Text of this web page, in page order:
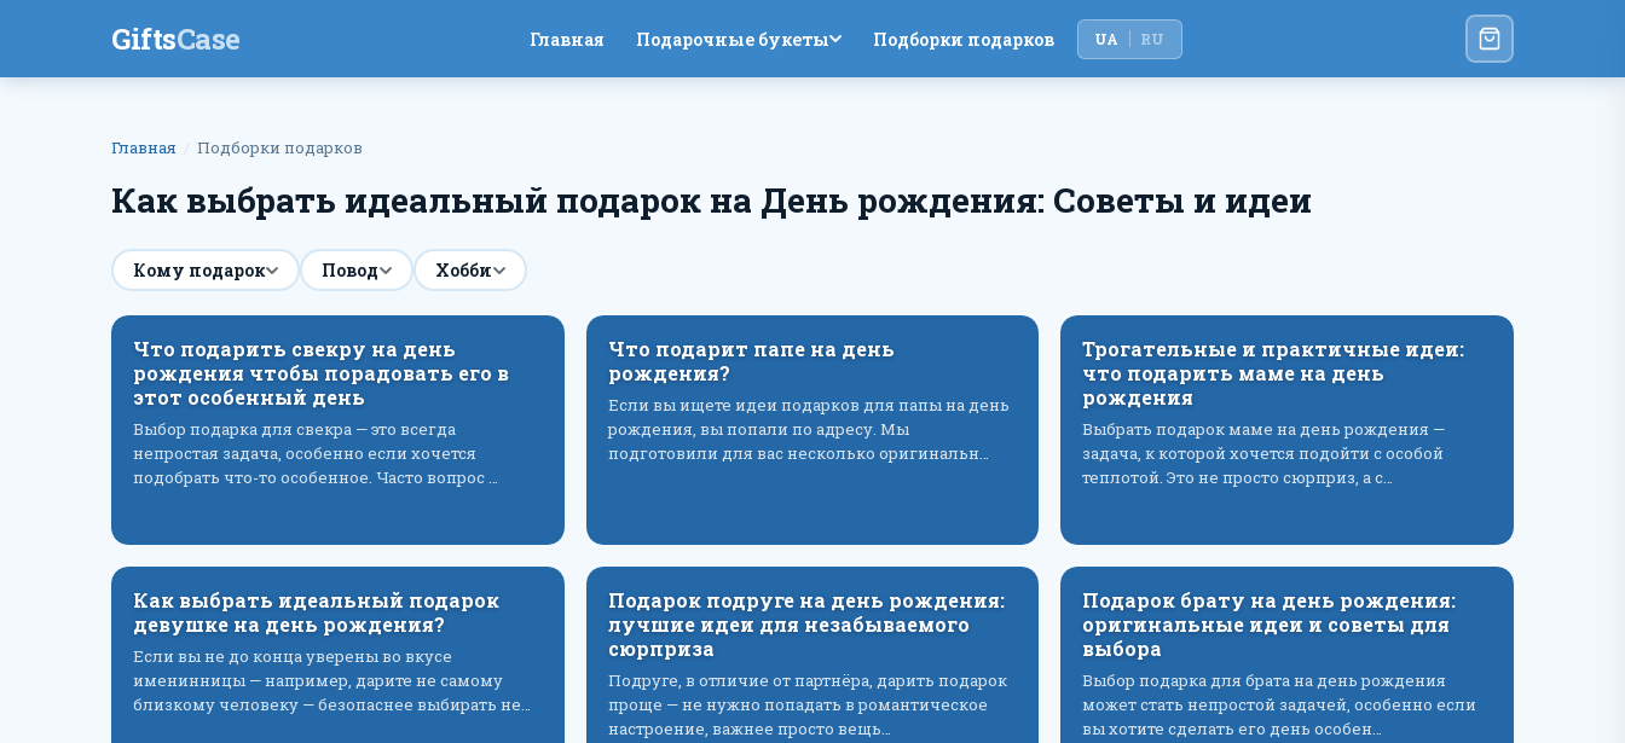
GiftsCase Главная Подарочные букеты Подборки подарков UA RU
Главная Подборки подарков
Как выбрать идеальный подарок на День рождения: Советы и идеи
Кому подарок Повод Хобби
Что подарить свекру на день
рождения чтобы порадовать его в
этот особенный день
Выбор подарка для свекра — это всегда
непростая задача, особенно если хочется
подобрать что-то особенное. Часто вопрос …
Что подарит папе на день
рождения?
Если вы ищете идеи подарков для папы на день
рождения, вы попали по адресу. Мы
подготовили для вас несколько оригинальн…
Трогательные и практичные идеи:
что подарить маме на день
рождения
Выбрать подарок маме на день рождения —
задача, к которой хочется подойти с особой
теплотой. Это не просто сюрприз, а с…
Как выбрать идеальный подарок
девушке на день рождения?
Если вы не до конца уверены во вкусе
именинницы — например, дарите не самому
близкому человеку — безопаснее выбирать не…
Подарок подруге на день рождения:
лучшие идеи для незабываемого
сюрприза
Подруге, в отличие от партнёра, дарить подарок
проще — не нужно попадать в романтическое
настроение, важнее просто вещь…
Подарок брату на день рождения:
оригинальные идеи и советы для
выбора
Выбор подарка для брата на день рождения
может стать непростой задачей, особенно если
вы хотите сделать его день особен…